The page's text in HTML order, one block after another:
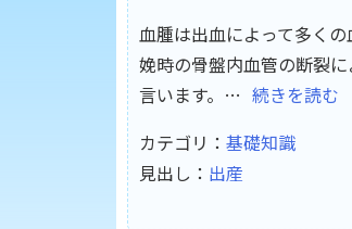
血腫は出血によって多く
娩時の骨盤内血管の断裂
言います。… 続きを読む
カテゴリ： 基礎知識
見出し： 出産